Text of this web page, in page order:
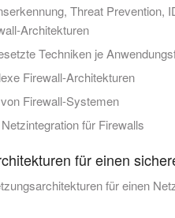
Threat Prevention,
Architekturen
Techniken je
Firewall-Architekturen
Firewall-Systemen
für Firewalls
für einen
für einen